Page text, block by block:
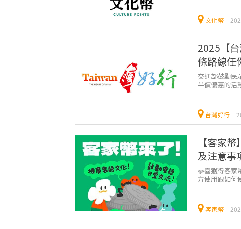
文化幣
2025【
條路線任
交通部鼓勵民
半價優惠的活
台灣好行
【客家
及注意事
恭喜獲得客家
方使用跟如何
客家幣